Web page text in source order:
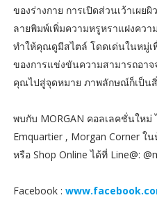
ของร่างกาย การเปิดส่วนเว้าเผย
ลายพิมพ์เพิ่มความหรูหราแฝงควา
ทำให้คุณดูมีสไตล์ โดดเด่นในหมู่
ของการแข่งขันความสามารถอาจ
คุณไปสู่จุดหมาย ภาพลักษณ์ก็เป็น
พบกับ MORGAN คอลเลคชั่นใหม่
Emquartier , Morgan Corner
หรือ Shop Online ได้ที่ Line@:
Facebook :